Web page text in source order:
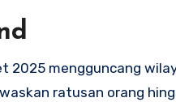
2025 mengguncang
ratusan orang